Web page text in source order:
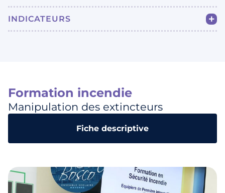
INDICATEURS
Formation incendie
Manipulation des extincteurs
Fiche descriptive